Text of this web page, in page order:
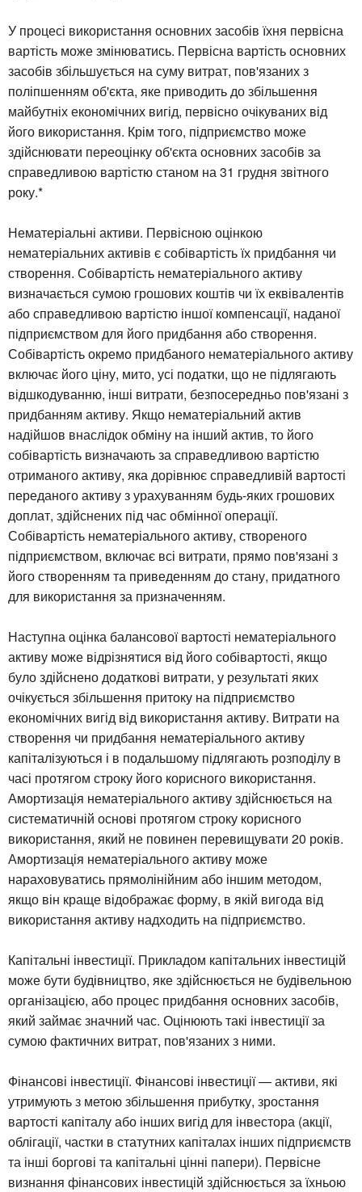
У процесі використання основних засобів їхня первісна
вартість може змінюватись. Первісна вартість основних
засобів збільшується на суму витрат, пов'язаних з
поліпшенням об'єкта, яке приводить до збільшення
майбутніх економічних вигід, первісно очікуваних від
його використання. Крім того, підприємство може
здійснювати переоцінку об'єкта основних засобів за
справедливою вартістю станом на 31 грудня звітного
року.*
Нематеріальні активи. Первісною оцінкою
нематеріальних активів є собівартість їх придбання чи
створення. Собівартість нематеріального активу
визначається сумою грошових коштів чи їх еквівалентів
або справедливою вартістю іншої компенсації, наданої
підприємством для його придбання або створення.
Собівартість окремо придбаного нематеріального активу
включає його ціну, мито, усі податки, що не підлягають
відшкодуванню, інші витрати, безпосередньо пов'язані з
придбанням активу. Якщо нематеріальний актив
надійшов внаслідок обміну на інший актив, то його
собівартість визначають за справедливою вартістю
отриманого активу, яка дорівнює справедливій вартості
переданого активу з урахуванням будь-яких грошових
доплат, здійснених під час обмінної операції.
Собівартість нематеріального активу, створеного
підприємством, включає всі витрати, прямо пов'язані з
його створенням та приведенням до стану, придатного
для використання за призначенням.
Наступна оцінка балансової вартості нематеріального
активу може відрізнятися від його собівартості, якщо
було здійснено додаткові витрати, у результаті яких
очікується збільшення притоку на підприємство
економічних вигід від використання активу. Витрати на
створення чи придбання нематеріального активу
капіталізуються і в подальшому підлягають розподілу в
часі протягом строку його корисного використання.
Амортизація нематеріального активу здійснюється на
систематичній основі протягом строку корисного
використання, який не повинен перевищувати 20 років.
Амортизація нематеріального активу може
нараховуватись прямолінійним або іншим методом,
якщо він краще відображає форму, в якій вигода від
використання активу надходить на підприємство.
Капітальні інвестиції. Прикладом капітальних інвестицій
може бути будівництво, яке здійснюється не будівельною
організацією, або процес придбання основних засобів,
який займає значний час. Оцінюють такі інвестиції за
сумою фактичних витрат, пов'язаних з ними.
Фінансові інвестиції. Фінансові інвестиції — активи, які
утримують з метою збільшення прибутку, зростання
вартості капіталу або інших вигід для інвестора (акції,
облігації, частки в статутних капіталах інших підприємств
та інші боргові та капітальні цінні папери). Первісне
визнання фінансових інвестицій здійснюється за їхньою